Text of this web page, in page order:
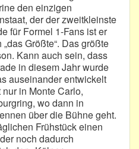
den einzigen
der der zweitkleinste
für Formel 1-Fans ist er
Größte“. Das größte
Kann auch sein, dass
in diesem Jahr wurde
auseinander entwickelt
in Monte Carlo,
wo dann in
über die Bühne geht.
Frühstück einen
noch dadurch